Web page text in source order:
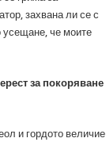
захвана ли се с
че моите
за покоряване
и гордото величие